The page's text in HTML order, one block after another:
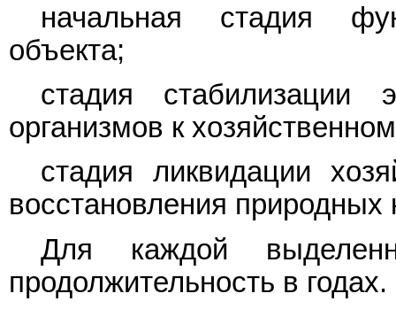
начальная стадия
объекта;
стадия стабилизации
организмов к
стадия ликвидации
восстановления природных
Для каждой
продолжительность в годах.